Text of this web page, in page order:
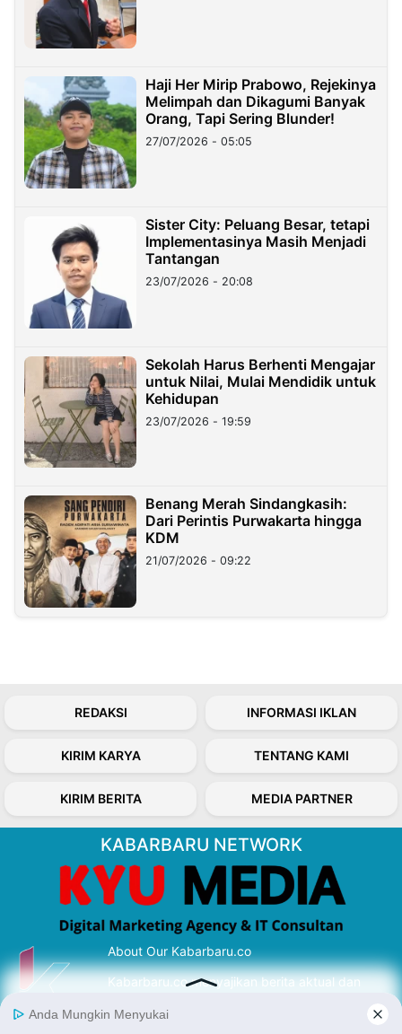
Haji Her Mirip Prabowo, Rejekinya
Melimpah dan Dikagumi Banyak
Orang, Tapi Sering Blunder!
27/07/2026 - 05:05
Sister City: Peluang Besar, tetapi
Implementasinya Masih Menjadi
Tantangan
23/07/2026 - 20:08
Sekolah Harus Berhenti Mengajar
untuk Nilai, Mulai Mendidik untuk
Kehidupan
23/07/2026 - 19:59
Benang Merah Sindangkasih:
Dari Perintis Purwakarta hingga
KDM
21/07/2026 - 09:22
REDAKSI INFORMASI IKLAN
KIRIM KARYA TENTANG KAMI
KIRIM BERITA MEDIA PARTNER
KABARBARU NETWORK
About Our Kabarbaru.co
Kabarbaru.co menyajikan berita aktual dan
serta terverifikasi dari sumber yang tepat.